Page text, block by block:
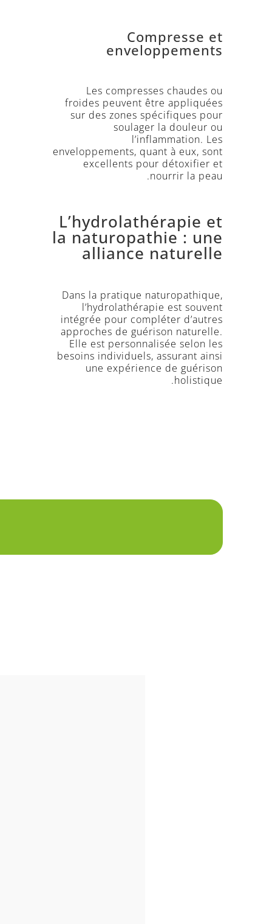
Compresse et
enveloppements
Les compresses chaudes ou
froides peuvent être appliquées
sur des zones spécifiques pour
soulager la douleur ou
l’inflammation. Les
enveloppements, quant à eux, sont
excellents pour détoxifier et
nourrir la peau.
L’hydrolathérapie et
la naturopathie : une
alliance naturelle
Dans la pratique naturopathique,
l’hydrolathérapie est souvent
intégrée pour compléter d’autres
approches de guérison naturelle.
Elle est personnalisée selon les
besoins individuels, assurant ainsi
une expérience de guérison
holistique.